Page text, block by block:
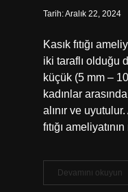
Tarih: Aralık 22, 2024
Kasık fıtığı
iki taraflı olduğu
küçük (5 mm – 10
kadınlar
alınır ve
fıtığı
Devamını okuyun